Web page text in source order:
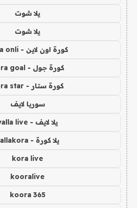
يلا شوت
يلا شوت
كورة اون لاين - kora onli
كورة جول - kora goal
كورة ستار - kora star
سوريا لايف
يلا لايف - yalla live
يلا كورة - yallakora
kora live
kooralive
koora 365